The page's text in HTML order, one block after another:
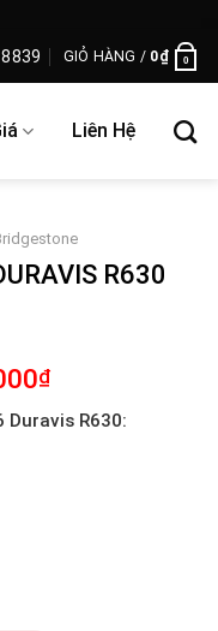
GIỎ HÀNG / 0₫ 0
Liên Hệ
R630
₫Giá
tạiR630: